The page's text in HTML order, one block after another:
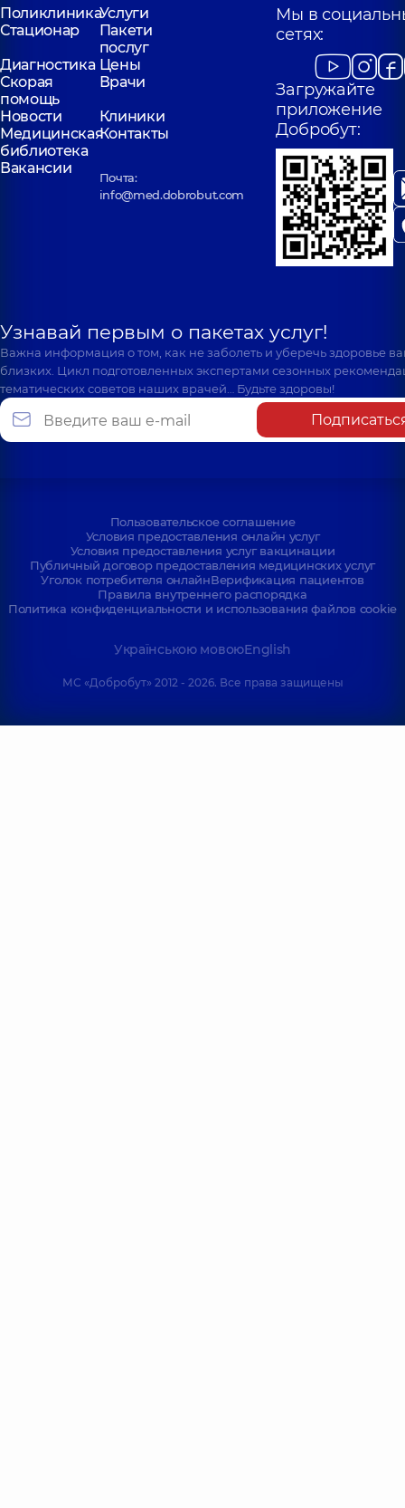
ПоликлиникаУслуги
Стационар
Пакети
послуг
Диагностика Цены
Скорая
помощь
Врачи
Новости
Клиники
Медицинская
библиотека
Контакты
Вакансии
Почта:
info@med.dobrobut.com
Мы в
сетях:
Загружайте
приложение
Добробут:
Узнавай первым о пакетах услуг!
Важна информация о том, как не заболеть и уберечь здоровье
близких. Цикл подготовленных экспертами сезонных
тематических советов наших врачей… Будьте здоровы!
Пользовательское соглашение
Условия предоставления онлайн услуг
Условия предоставления услуг вакцинации
Публичный договор предоставления медицинских услуг
Уголок потребителя онлайнВерификация пациентов
Правила внутреннего распорядка
Политика конфиденциальности и использования файлов cookie
Українською мовоюEnglish
МС «Добробут» 2012 - 2026. Все права защищены